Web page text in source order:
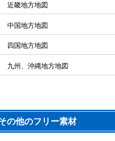
近畿地方地図
中国地方地図
四国地方地図
九州、沖縄地方地図
の他のフリー素材